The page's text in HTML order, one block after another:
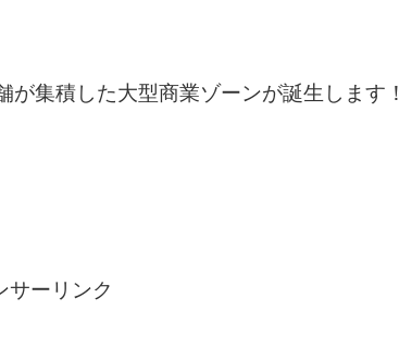
集積した大型商業ゾーンが誕生します！
サーリンク